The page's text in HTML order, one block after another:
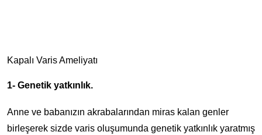
Kapalı Varis Ameliyatı
1- Genetik yatkınlık.
Anne ve babanızın akrabalarından miras kalan genler
birleşerek sizde varis oluşumunda genetik yatkınlık yaratmış